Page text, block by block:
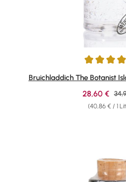
Durchschnittliche Bewertung von
Bruichladdich The Botanist
(40,86 € / 1
28,60 €